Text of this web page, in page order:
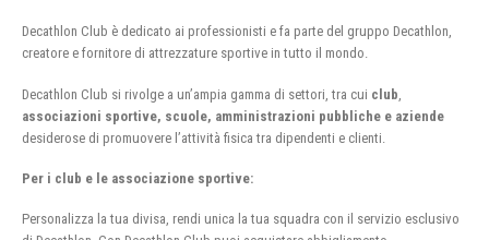
Decathlon Club è dedicato ai professionisti e fa parte del gruppo Decathlon,
creatore e fornitore di attrezzature sportive in tutto il mondo.
Decathlon Club si rivolge a un’ampia gamma di settori, tra cui club
associazioni sportive, scuole, amministrazioni pubbliche e aziende
desiderose di promuovere l’attività fisica tra dipendenti e clienti.
Per i club e le associazione sportive:
Personalizza la tua divisa, rendi unica la tua squadra con il servizio esclusivo